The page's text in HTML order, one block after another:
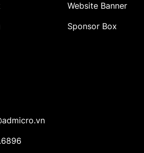
Website Banner
Sponsor Box